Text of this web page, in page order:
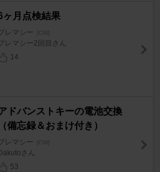
ヶ月点検結果
プレマシー [CW]
プレマシー2回目さん
14
ドバンストキーの電池交換
（備忘録＆おまけ付き）
プレマシー [CW]
さん
53